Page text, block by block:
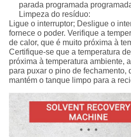
parada programada
Limpeza do resíduo:
Ligue o interruptor; Desligue o
fornece o poder. Verifique a
de calor, que é muito próxima à
Certifique-se que a temperatura
próxima à temperatura ambiente,
para puxar o pino de fechamento,
mantém o tanque limpo para a